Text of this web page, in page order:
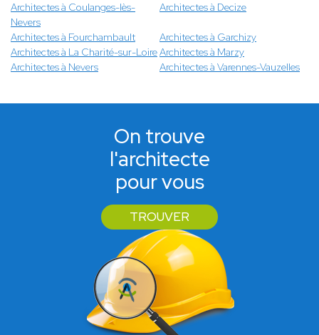
Architectes à Coulanges-lès-
Nevers
Architectes à Decize
Architectes à Fourchambault
Architectes à Garchizy
Architectes à La Charité-sur-LoireArchitectes à Marzy
Architectes à Nevers
Architectes à Varennes-Vauzelles
On trouve
l'architecte
pour vous
TROUVER